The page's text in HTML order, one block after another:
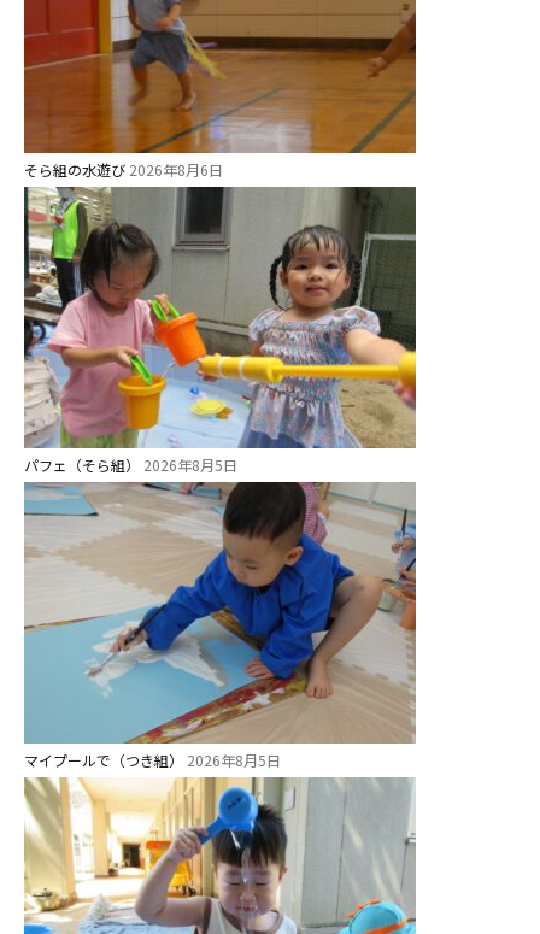
そら組の水遊び 2026年8月6日
パフェ（そら組） 2026年8月5日
マイプールで（つき組） 2026年8月5日